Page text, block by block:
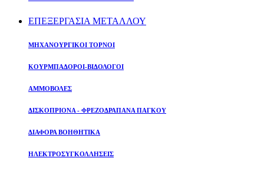
ΕΠΕΞΕΡΓΑΣΙΑ ΜΕΤΑΛΛΟΥ
ΜΗΧΑΝΟΥΡΓΙΚΟΙ ΤΟΡΝΟΙ
ΚΟΥΡΜΠΑΔΟΡΟΙ-ΒΙΔΟΛΟΓΟΙ
ΑΜΜΟΒΟΛΕΣ
ΔΙΣΚΟΠΡΙΟΝΑ - ΦΡΕΖΟΔΡΑΠΑΝΑ ΠΑΓΚΟΥ
ΔΙΑΦΟΡΑ ΒΟΗΘΗΤΙΚΑ
ΗΛΕΚΤΡΟΣΥΓΚΟΛΛΗΣΕΙΣ